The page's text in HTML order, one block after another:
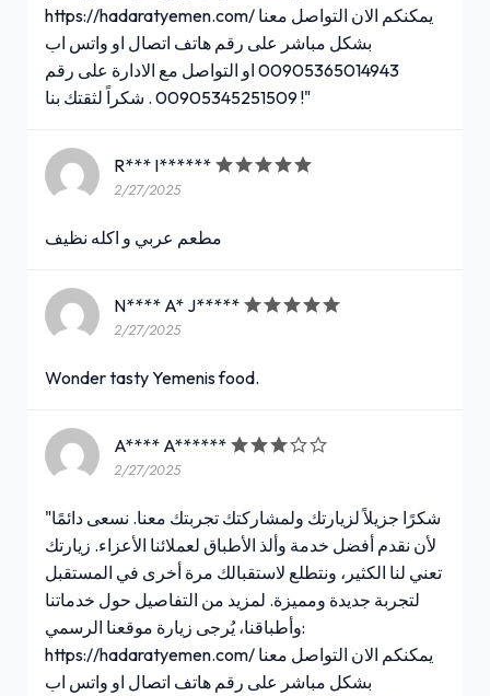
https://hadaratyemen.com/ يمكنكم الان التواصل معنا
بشكل مباشر على رقم هاتف اتصال او واتس اب
00905365014943 او التواصل مع الادارة على رقم
00905345251509 . شكراً لثقتك بنا !"
R*** I******
2/27/2025
مطعم عربي و اكله نظيف
N**** A* J*****
2/27/2025
Wonder tasty Yemenis food.
A**** A******
2/27/2025
"شكرًا جزيلاً لزيارتك ولمشاركتك تجربتك معنا. نسعى دائمًا
لأن نقدم أفضل خدمة وألذ الأطباق لعملائنا الأعزاء. زيارتك
تعني لنا الكثير، ونتطلع لاستقبالك مرة أخرى في المستقبل
لتجربة جديدة ومميزة. لمزيد من التفاصيل حول خدماتنا
وأطباقنا، يُرجى زيارة موقعنا الرسمي:
https://hadaratyemen.com/ يمكنكم الان التواصل معنا
بشكل مباشر على رقم هاتف اتصال او واتس اب